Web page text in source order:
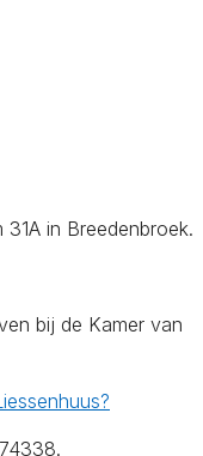
in Breedenbroek.
bij de Kamer van